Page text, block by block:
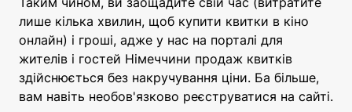
лише кілька хвилин, щоб купити квитки в кіно
онлайн) і гроші, адже у нас на порталі для
жителів і гостей Німеччини продаж квитків
здійснюється без накручування ціни. Ба більше,
вам навіть необов'язково реєструватися на сайті.